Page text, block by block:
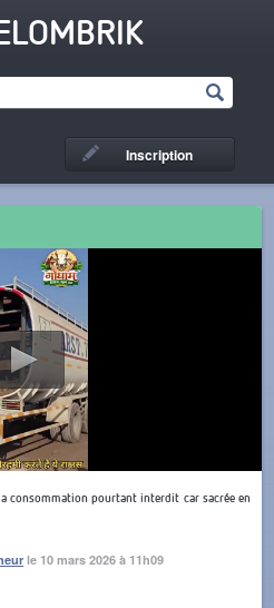
Inscription
consommation pourtant interdit car sacrée en
le 10 mars 2026 à 11h09